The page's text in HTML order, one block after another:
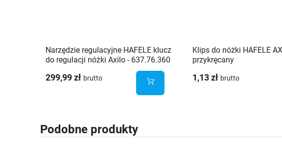
Narzędzie regulacyjne HAFELE klucz
do regulacji nóżki Axilo - 637.76.360
299,99 zł brutto
Klips do nóżki HAFELE
przykręcany
1,13 zł brutto
Podobne produkty